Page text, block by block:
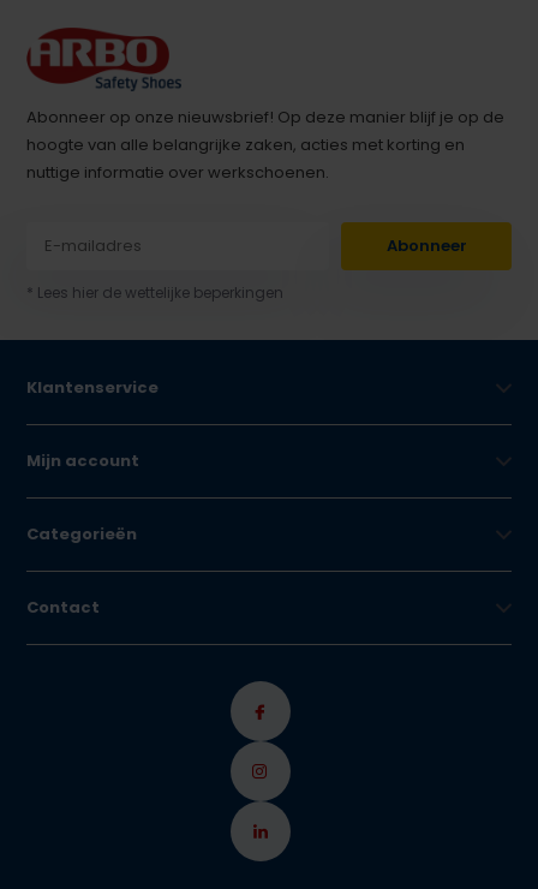
Abonneer op onze nieuwsbrief! Op deze manier blijf je op de
hoogte van alle belangrijke zaken, acties met korting en
nuttige informatie over werkschoenen.
Abonneer
* Lees hier de wettelijke beperkingen
Klantenservice
Mijn account
Categorieën
Contact